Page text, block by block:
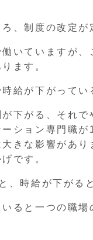
、制度の改定が
いていますが
ます。
給が下がって
下がる、それ
ション専門職
きな影響があ
です。
、時給が下がる
ると一つの職